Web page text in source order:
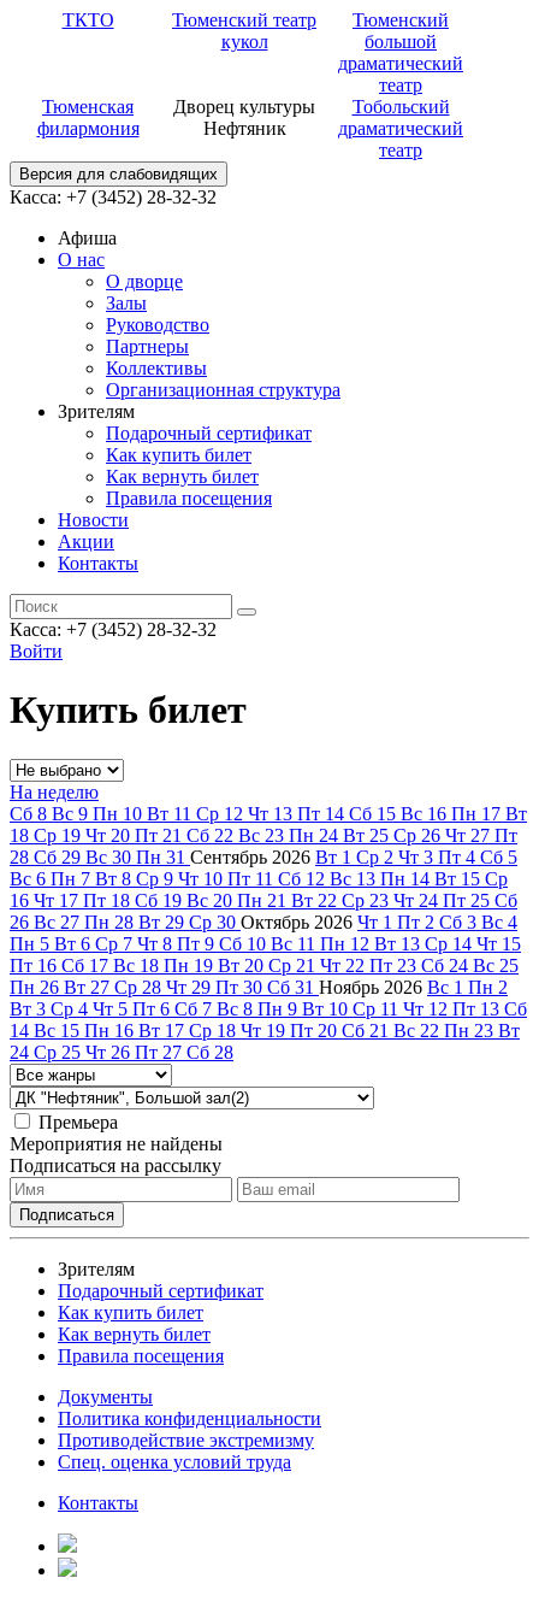
ТКТО
Тюменский театр
кукол
Тюменский
большой
драматический
театр
Тюменская
филармония
Дворец культуры
Нефтяник
Тобольский
драматический
театр
Версия для слабовидящих
Касса: +7 (3452) 28-32-32
Афиша
О нас
О дворце
Залы
Руководство
Партнеры
Коллективы
Организационная структура
Зрителям
Подарочный сертификат
Как купить билет
Как вернуть билет
Правила посещения
Новости
Акции
Контакты
Касса: +7 (3452) 28-32-32
Войти
Купить билет
На неделю
Сб 8 Вс 9 Пн 10 Вт 11 Ср 12 Чт 13 Пт 14 Сб 15 Вс 16 Пн 17 Вт
18 Ср 19 Чт 20 Пт 21 Сб 22 Вс 23 Пн 24 Вт 25 Ср 26 Чт 27 Пт
28 Сб 29 Вс 30 Пн 31 Сентябрь 2026 Вт 1 Ср 2 Чт 3 Пт 4 Сб 5
Вс 6 Пн 7 Вт 8 Ср 9 Чт 10 Пт 11 Сб 12 Вс 13 Пн 14 Вт 15 Ср
16 Чт 17 Пт 18 Сб 19 Вс 20 Пн 21 Вт 22 Ср 23 Чт 24 Пт 25 Сб
26 Вс 27 Пн 28 Вт 29 Ср 30 Октябрь 2026 Чт 1 Пт 2 Сб 3 Вс 4
Пн 5 Вт 6 Ср 7 Чт 8 Пт 9 Сб 10 Вс 11 Пн 12 Вт 13 Ср 14 Чт 15
Пт 16 Сб 17 Вс 18 Пн 19 Вт 20 Ср 21 Чт 22 Пт 23 Сб 24 Вс 25
Пн 26 Вт 27 Ср 28 Чт 29 Пт 30 Сб 31 Ноябрь 2026 Вс 1 Пн 2
Вт 3 Ср 4 Чт 5 Пт 6 Сб 7 Вс 8 Пн 9 Вт 10 Ср 11 Чт 12 Пт 13 Сб
14 Вс 15 Пн 16 Вт 17 Ср 18 Чт 19 Пт 20 Сб 21 Вс 22 Пн 23 Вт
24 Ср 25 Чт 26 Пт 27 Сб 28
Премьера
Мероприятия не найдены
Подписаться на рассылку
Зрителям
Подарочный сертификат
Как купить билет
Как вернуть билет
Правила посещения
Документы
Политика конфиденциальности
Противодействие экстремизму
Спец. оценка условий труда
Контакты